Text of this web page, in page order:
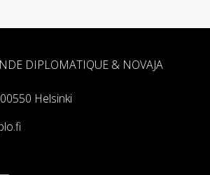
DIPLOMATIQUE & NOVAJA
Helsinki